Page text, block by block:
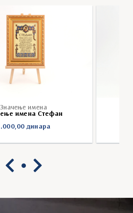
Значење имена
имена Стефан
динара